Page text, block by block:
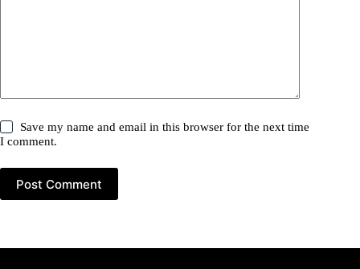
Save my name and email in this browser for the next time
I comment.
Post Comment